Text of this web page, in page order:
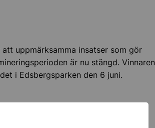
uppmärksamma insatser som gör
är nu stängd. Vinnaren
i Edsbergsparken den 6 juni.